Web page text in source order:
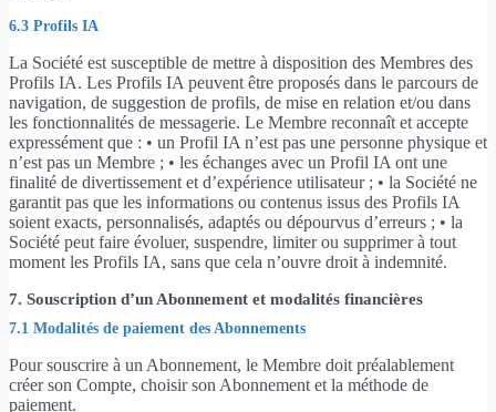
6.3 Profils IA
La Société est susceptible de mettre à disposition des Membres des
Profils IA. Les Profils IA peuvent être proposés dans le parcours de
navigation, de suggestion de profils, de mise en relation et/ou dans
les fonctionnalités de messagerie. Le Membre reconnaît et accepte
expressément que : • un Profil IA n’est pas une personne physique et
n’est pas un Membre ; • les échanges avec un Profil IA ont une
finalité de divertissement et d’expérience utilisateur ; • la Société ne
garantit pas que les informations ou contenus issus des Profils IA
soient exacts, personnalisés, adaptés ou dépourvus d’erreurs ; • la
Société peut faire évoluer, suspendre, limiter ou supprimer à tout
moment les Profils IA, sans que cela n’ouvre droit à indemnité.
7. Souscription d’un Abonnement et modalités financières
7.1 Modalités de paiement des Abonnements
Pour souscrire à un Abonnement, le Membre doit préalablement
créer son Compte, choisir son Abonnement et la méthode de
paiement.